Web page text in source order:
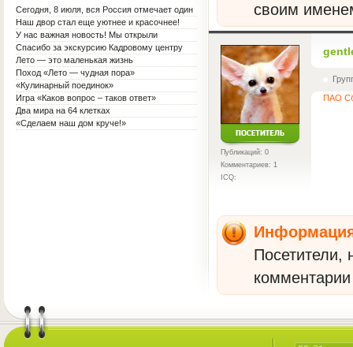
Сегодня, 8 июля, вся Россия отмечает один
из самых светлых праздников — День
семьи, любви и верности!
Наш двор стал еще уютнее и красочнее!
У нас важная новость! Мы открыли
Социальную гостиную.
Спасибо за экскурсию Кадровому центру
Лето — это маленькая жизнь
Поход «Лето — чудная пора»
«Кулинарный поединок»
Игра «Каков вопрос – таков ответ»
Два мира на 64 клетках
«Сделаем наш дом круче!»
своим
Публикаций: 0
Комментариев: 1
ICQ:
ПАО
Посетители,